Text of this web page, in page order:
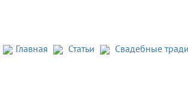
Главная Статьи Свадебные